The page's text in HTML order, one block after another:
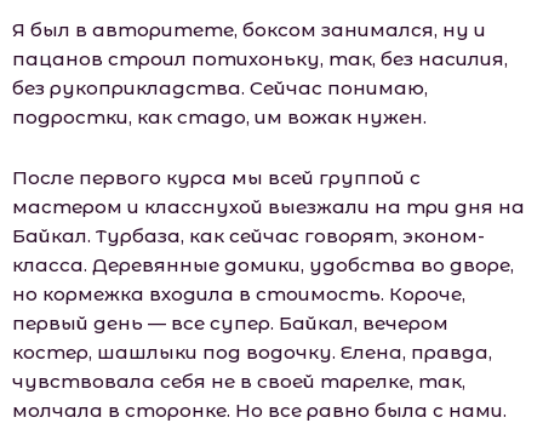
Я был в авторитете, боксом занимался, ну и
пацанов строил потихоньку, так, без насилия,
без рукоприкладства. Сейчас понимаю,
подростки, как стадо, им вожак нужен.
После первого курса мы всей группой с
мастером и класснухой выезжали на три дня на
Байкал. Турбаза, как сейчас говорят, эконом-
класса. Деревянные домики, удобства во дворе,
но кормежка входила в стоимость. Короче,
первый день — все супер. Байкал, вечером
костер, шашлыки под водочку. Елена, правда,
чувствовала себя не в своей тарелке, так,
молчала в сторонке. Но все равно была с нами.